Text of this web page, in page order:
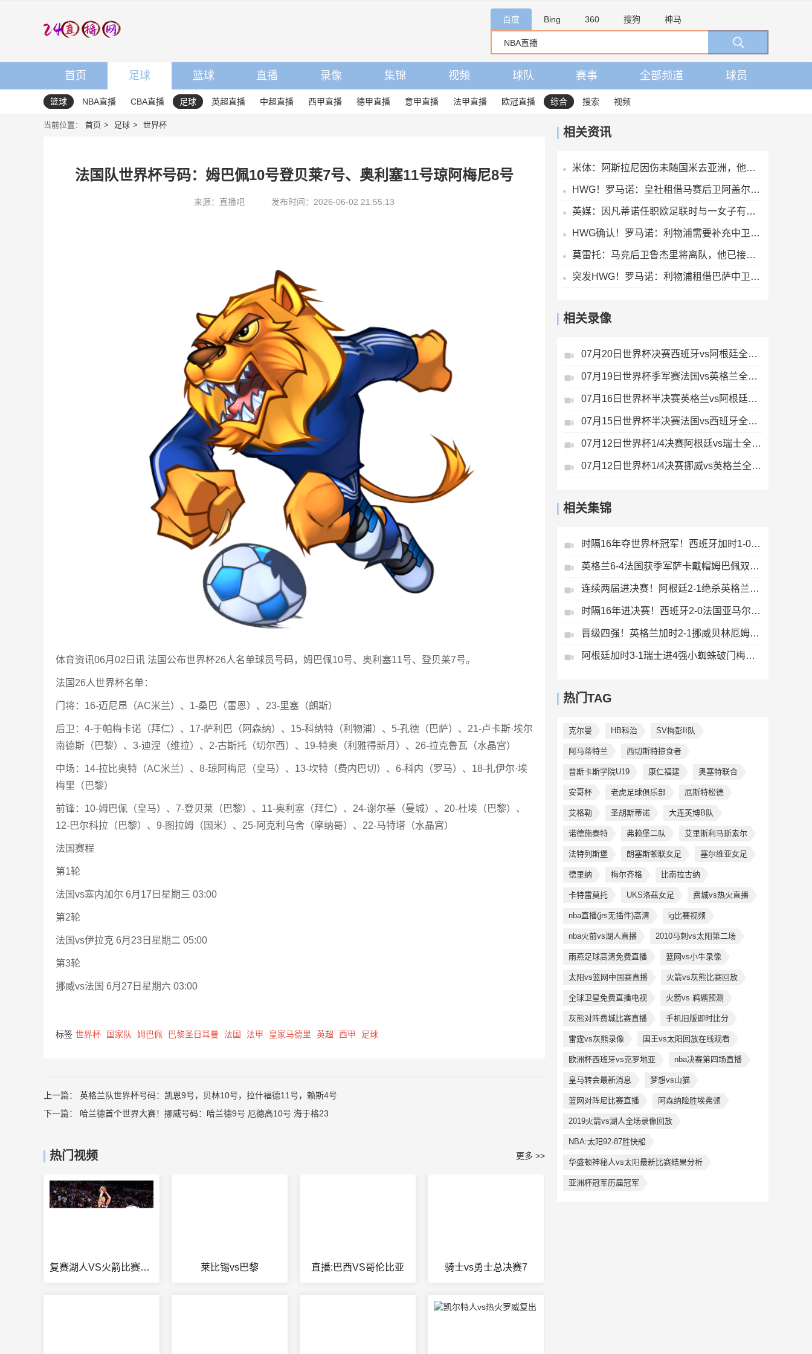
百度 Bing 360 搜狗 神马
首页 足球 篮球 直播 录像 集锦 视频 球队 赛事 全部频道 球员
篮球 NBA直播 CBA直播 足球 英超直播 中超直播 西甲直播 德甲直播 意甲直播 法甲直播 欧冠直播 综合 搜索 视频
当前位置： 首页 足球 世界杯
法国队世界杯号码：姆巴佩10号登贝莱7号、奥利塞11号琼阿梅尼8号
来源：直播吧 发布时间：2026-06-02 21:55:13
体育资讯06月02日讯 法国公布世界杯26人名单球员号码，姆巴佩10号、奥利塞11号、登贝莱7号。
法国26人世界杯名单：
门将：16-迈尼昂（AC米兰）、1-桑巴（雷恩）、23-里塞（朗斯）
后卫：4-于帕梅卡诺（拜仁）、17-萨利巴（阿森纳）、15-科纳特（利物浦）、5-孔德（巴萨）、21-卢卡斯·埃尔
南德斯（巴黎）、3-迪涅（维拉）、2-古斯托（切尔西）、19-特奥（利雅得新月）、26-拉克鲁瓦（水晶宫）
中场：14-拉比奥特（AC米兰）、8-琼阿梅尼（皇马）、13-坎特（费内巴切）、6-科内（罗马）、18-扎伊尔·埃
梅里（巴黎）
前锋：10-姆巴佩（皇马）、7-登贝莱（巴黎）、11-奥利塞（拜仁）、24-谢尔基（曼城）、20-杜埃（巴黎）、
12-巴尔科拉（巴黎）、9-图拉姆（国米）、25-阿克利乌舍（摩纳哥）、22-马特塔（水晶宫）
法国赛程
第1轮
法国vs塞内加尔 6月17日星期三 03:00
第2轮
法国vs伊拉克 6月23日星期二 05:00
第3轮
挪威vs法国 6月27日星期六 03:00
标签 世界杯 国家队 姆巴佩 巴黎圣日耳曼 法国 法甲 皇家马德里 英超 西甲 足球
上一篇： 英格兰队世界杯号码：凯恩9号，贝林10号，拉什福德11号，赖斯4号
下一篇： 哈兰德首个世界大赛！挪威号码：哈兰德9号 厄德高10号 海于格23
热门视频 更多 >>
复赛湖人VS火箭比赛结果 莱比锡vs巴黎 直播:巴西VS哥伦比亚 骑士vs勇士总决赛7
相关资讯
米体：阿斯拉尼因伤未随国米去亚洲，他早已不在球队的未来计划中
HWG！罗马诺：皇社租借马赛后卫阿盖尔德达协议，买断费1100万欧
英媒：因凡蒂诺任职欧足联时与一女子有染，欧足联付6位数封口费
HWG确认！罗马诺：利物浦需要补充中卫深度，如今出手签下阿劳霍
莫雷托：马竞后卫鲁杰里将离队，他已接受维拉的报价
突发HWG！罗马诺：利物浦租借巴萨中卫阿劳霍达口头协议
相关录像
07月20日世界杯决赛西班牙vs阿根廷全场录像
07月19日世界杯季军赛法国vs英格兰全场录像
07月16日世界杯半决赛英格兰vs阿根廷全场录像
07月15日世界杯半决赛法国vs西班牙全场录像
07月12日世界杯1/4决赛阿根廷vs瑞士全场录像
07月12日世界杯1/4决赛挪威vs英格兰全场录像
相关集锦
时隔16年夺世界杯冠军！西班牙加时1-0阿根廷费兰制胜恩佐染红
英格兰6-4法国获季军萨卡戴帽姆巴佩双响创纪录奥利塞2助+失良机
连续两届进决赛！阿根廷2-1绝杀英格兰劳塔罗恩佐破门梅西两助攻
时隔16年进决赛！西班牙2-0法国亚马尔造点奥亚萨瓦尔、波罗破门
晋级四强！英格兰加时2-1挪威贝林厄姆连场双响谢尔德鲁普破门
阿根廷加时3-1瑞士进4强小蜘蛛破门梅西助攻麦卡恩博洛假摔染红
热门TAG
克尔曼 HB科治 SV梅彭II队
阿马蒂特兰 西切斯特掠食者
普斯卡斯学院U19 康仁福建 奥塞特联合
安哥杯 老虎足球俱乐部 厄斯特松德
艾格勒 圣胡斯蒂诺 大连英博B队
诺德施泰特 弗赖堡二队 艾里斯利马斯素尔
法特列斯堡 朗塞斯顿联女足 塞尔维亚女足
德里纳 梅尔齐格 比南拉古纳
卡特雷莫托 UKS洛茲女足 费城vs热火直播
nba直播(jrs无插件)高清 ig比赛视频
nba火前vs湖人直播 2010马刺vs太阳第二场
雨燕足球高清免费直播 篮网vs小牛录像
太阳vs篮网中国赛直播 火箭vs灰熊比赛回放
全球卫星免费直播电视 火箭vs 鹈鹕预测
灰熊对阵费城比赛直播 手机旧版即时比分
雷霆vs灰熊录像 国王vs太阳回放在线观看
欧洲杯西班牙vs克罗地亚 nba决赛第四场直播
皇马转会最新消息 梦想vs山猫
篮网对阵尼比赛直播 阿森纳险胜埃弗顿
2019火箭vs湖人全场录像回放
NBA:太阳92-87胜快船
华盛顿神秘人vs太阳最新比赛结果分析
亚洲杯冠军历届冠军